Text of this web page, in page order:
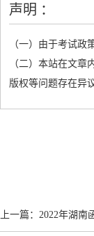
声明 ：
（一）由于考试
（二）本站在文
版权等问题存在异
上一篇： 2022年湖南